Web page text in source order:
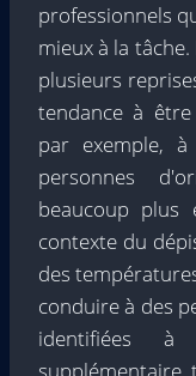
professionnels
mieux à la
plusieurs
tendance à
par exemple,
personnes
beaucoup plus
contexte du
des
conduire à des
identifiées